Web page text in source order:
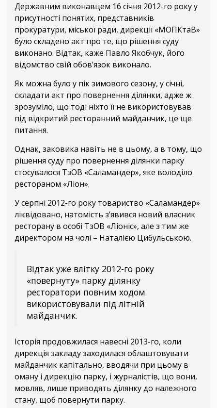
Державним виконавцем 16 січня 2012-го року у
присутності понятих, представників
прокуратури, міської ради, дирекції «МОПКтаВ»
було складено акт про те, що рішення суду
виконано. Відтак, каже Павло Якобчук, його
відомство свій обов’язок виконало.
Як можна було у пік зимового сезону, у січні,
складати акт про повернення ділянки, адже ж
зрозуміло, що тоді ніхто її не використовував
під відкритий ресторанний майданчик, це ще
питання.
Однак, заковика навіть не в цьому, а в тому, що
рішення суду про повернення ділянки парку
стосувалося ТзОВ «Саламандер», яке володіло
рестораном «Ліон».
У серпні 2012-го року товариство «Саламандер»
ліквідовано, натомість з’явився новий власник
ресторану в особі ТзОВ «Ліоніс», але з тим же
директором на чолі – Наталією Цибульською.
Відтак уже влітку 2012-го року
«повернуту» парку ділянку
ресторатори повним ходом
використовували під літній
майданчик.
Історія продовжилася навесні 2013-го, коли
дирекція закладу заходилася облаштовувати
майданчик капітально, вводячи при цьому в
оману і дирекцію парку, і журналістів, що вони,
мовляв, лише приводять ділянку до належного
стану, щоб повернути парку.